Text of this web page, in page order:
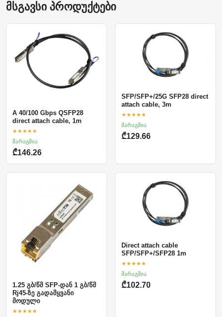
მსგავსი პროდუქტები
A 40/100 Gbps QSFP28
direct attach cable, 1m
★★★★★
მარაგშია
₾146.26
SFP/SFP+/25G SFP28 direct
attach cable, 3m
★★★★★
მარაგშია
₾129.66
1.25 გბ/წმ SFP-დან 1 გბ/წმ
Rj45-ზე გადამყვანი
მოდული
★★★★★
Direct attach cable
SFP/SFP+/SFP28 1m
★★★★★
მარაგშია
₾102.70